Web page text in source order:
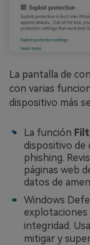
La pantalla de
con varias
dispositivo más
La función
dispositivo de
phishing.
páginas web
datos de
Windows
explotaciones
integridad.
mitigar y